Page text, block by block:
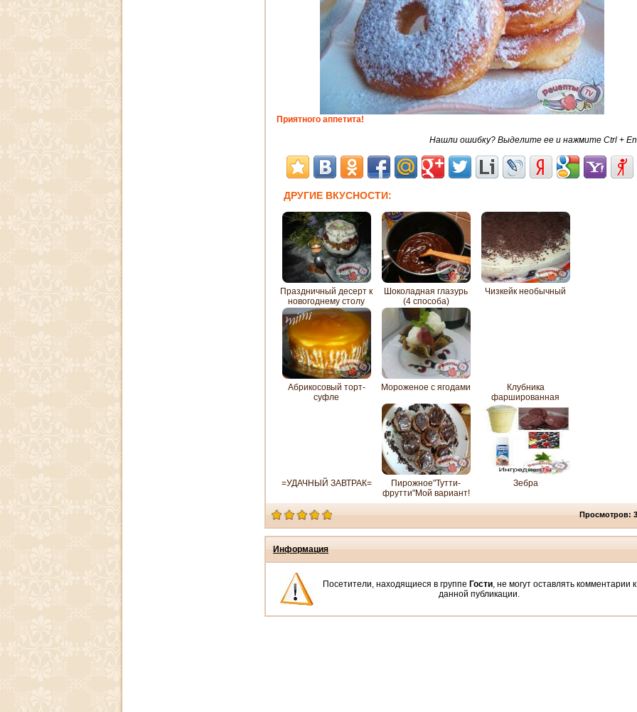
Приятного аппетита!
Нашли ошибку? Выделите ее и нажмите Ctrl +
ДРУГИЕ ВКУСНОСТИ:
Праздничный десерт к
новогоднему столу
Шоколадная глазурь
(4 способа)
Чизкейк необычный
Абрикосовый торт-
суфле
Мороженое с ягодами
Клубника
фаршированная
=УДАЧНЫЙ ЗАВТРАК=
Пирожное"Тутти-
фрутти"Мой вариант!
Зебра
Просмотров:
Информация
Посетители, находящиеся в группе Гости, не могут оставлять комментарии к
данной публикации.